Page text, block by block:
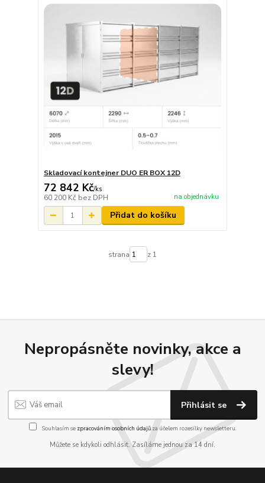
Skladovací kontejner DUO ER BOX 12D
72 842 Kč/ks
60 200 Kč bez DPH na objednávku
Přidat do košíku
strana z 1
Nepropásněte novinky, akce a
slevy!
Přihlásit se
Souhlasím se zpracováním osobních údajůza účelem rozesílky newsletteru.
Můžete se kdykoli odhlásit. Zasíláme jednou za 14 dní.